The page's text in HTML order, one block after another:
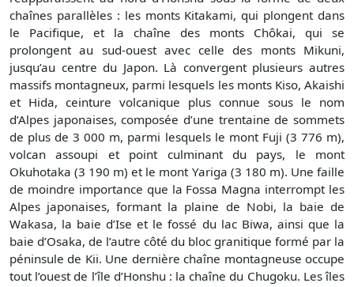
chaînes parallèles : les monts Kitakami, qui plongent dans
le Pacifique, et la chaîne des monts Chôkai, qui se
prolongent au sud-ouest avec celle des monts Mikuni,
jusqu’au centre du Japon. Là convergent plusieurs autres
massifs montagneux, parmi lesquels les monts Kiso, Akaishi
et Hida, ceinture volcanique plus connue sous le nom
d’Alpes japonaises, composée d’une trentaine de sommets
de plus de 3 000 m, parmi lesquels le mont Fuji (3 776 m),
volcan assoupi et point culminant du pays, le mont
Okuhotaka (3 190 m) et le mont Yariga (3 180 m). Une faille
de moindre importance que la Fossa Magna interrompt les
Alpes japonaises, formant la plaine de Nobi, la baie de
Wakasa, la baie d’Ise et le fossé du lac Biwa, ainsi que la
baie d’Osaka, de l’autre côté du bloc granitique formé par la
péninsule de Kii. Une dernière chaîne montagneuse occupe
tout l’ouest de l’île d’Honshu : la chaîne du Chugoku. Les îles